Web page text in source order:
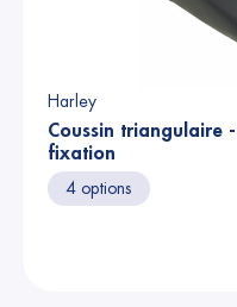
Harley
Coussin triangulaire
fixation
4 options